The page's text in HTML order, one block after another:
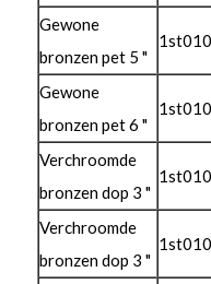
Gewone
bronzen pet 5 "
Gewone
bronzen pet 6 "
Verchroomde
bronzen dop 3 "
Verchroomde
bronzen dop 3 "